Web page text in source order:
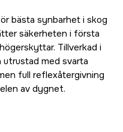
bästa synbarhet i skog
säkerheten i första
Tillverkad i
med svarta
full reflexåtergivning
av dygnet.